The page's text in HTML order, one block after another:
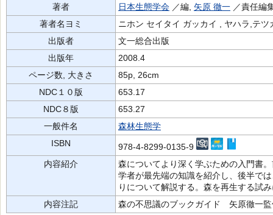
著者
日本生態学会 ／編, 矢原 徹一 ／責任編
著者名ヨミ
ニホン セイタイ ガッカイ , ヤハラ,テツ
出版者
文一総合出版
出版年
2008.4
ページ数, 大きさ
85p, 26cm
NDC１０版
653.17
NDC８版
653.27
一般件名
森林生態学
ISBN
978-4-8299-0135-9
内容紹介
森についてより深く学ぶための入門書
学者が最先端の知識を紹介し、後半で
りについて解説する。森を再生する試
内容注記
森の不思議のブックガイド 矢原徹一監